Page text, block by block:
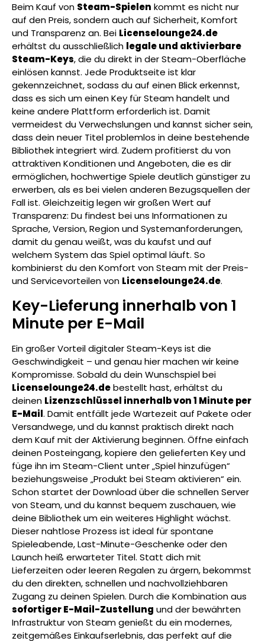
Beim Kauf von Steam-Spielen kommt es nicht nur
auf den Preis, sondern auch auf Sicherheit, Komfort
und Transparenz an. Bei Licenselounge24.de
erhältst du ausschließlich legale und aktivierbare
Steam-Keys, die du direkt in der Steam-Oberfläche
einlösen kannst. Jede Produktseite ist klar
gekennzeichnet, sodass du auf einen Blick erkennst,
dass es sich um einen Key für Steam handelt und
keine andere Plattform erforderlich ist. Damit
vermeidest du Verwechslungen und kannst sicher sein,
dass dein neuer Titel problemlos in deine bestehende
Bibliothek integriert wird. Zudem profitierst du von
attraktiven Konditionen und Angeboten, die es dir
ermöglichen, hochwertige Spiele deutlich günstiger zu
erwerben, als es bei vielen anderen Bezugsquellen der
Fall ist. Gleichzeitig legen wir großen Wert auf
Transparenz: Du findest bei uns Informationen zu
Sprache, Version, Region und Systemanforderungen,
damit du genau weißt, was du kaufst und auf
welchem System das Spiel optimal läuft. So
kombinierst du den Komfort von Steam mit der Preis-
und Servicevorteilen von Licenselounge24.de.
Key-Lieferung innerhalb von 1
Minute per E-Mail
Ein großer Vorteil digitaler Steam-Keys ist die
Geschwindigkeit – und genau hier machen wir keine
Kompromisse. Sobald du dein Wunschspiel bei
Licenselounge24.debestellt hast, erhältst du
deinen Lizenzschlüssel innerhalb von 1 Minute per
E-Mail. Damit entfällt jede Wartezeit auf Pakete oder
Versandwege, und du kannst praktisch direkt nach
dem Kauf mit der Aktivierung beginnen. Öffne einfach
deinen Posteingang, kopiere den gelieferten Key und
füge ihn im Steam-Client unter „Spiel hinzufügen“
beziehungsweise „Produkt bei Steam aktivieren“ ein.
Schon startet der Download über die schnellen Server
von Steam, und du kannst bequem zuschauen, wie
deine Bibliothek um ein weiteres Highlight wächst.
Dieser nahtlose Prozess ist ideal für spontane
Spieleabende, Last-Minute-Geschenke oder den
Launch heiß erwarteter Titel. Statt dich mit
Lieferzeiten oder leeren Regalen zu ärgern, bekommst
du den direkten, schnellen und nachvollziehbaren
Zugang zu deinen Spielen. Durch die Kombination aus
sofortiger E-Mail-Zustellung und der bewährten
Infrastruktur von Steam genießt du ein modernes,
zeitgemäßes Einkaufserlebnis, das perfekt auf die